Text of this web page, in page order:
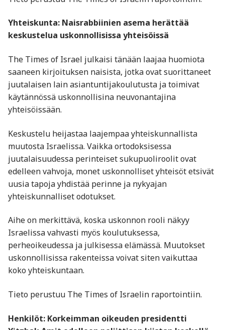
Yhteiskunta: Naisrabbiinien asema herättää
keskustelua uskonnollisissa yhteisöissä
The Times of Israel julkaisi tänään laajaa huomiota
saaneen kirjoituksen naisista, jotka ovat suorittaneet
juutalaisen lain asiantuntijakoulutusta ja toimivat
käytännössä uskonnollisina neuvonantajina
yhteisöissään.
Keskustelu heijastaa laajempaa yhteiskunnallista
muutosta Israelissa. Vaikka ortodoksisessa
juutalaisuudessa perinteiset sukupuoliroolit ovat
edelleen vahvoja, monet uskonnolliset yhteisöt etsivät
uusia tapoja yhdistää perinne ja nykyajan
yhteiskunnalliset odotukset.
Aihe on merkittävä, koska uskonnon rooli näkyy
Israelissa vahvasti myös koulutuksessa,
perheoikeudessa ja julkisessa elämässä. Muutokset
uskonnollisissa rakenteissa voivat siten vaikuttaa
koko yhteiskuntaan.
Tieto perustuu The Times of Israelin raportointiin.
Henkilöt: Korkeimman oikeuden presidentti